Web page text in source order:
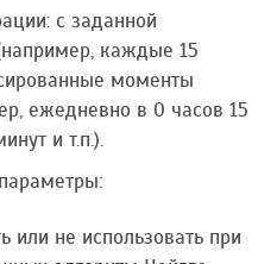
с заданной
каждые 15
моменты
ежедневно в 0 часов 15
и т.п.).
или не использовать при